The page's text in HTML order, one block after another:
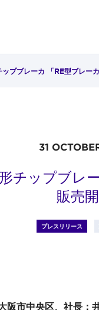
プブレーカ 「RE型ブレー
31
チップブレ
販売
プレスリリース
阪市中央区、社長：